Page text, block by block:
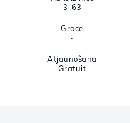
3-63
Grace
-
Atjaunošana
Gratuit